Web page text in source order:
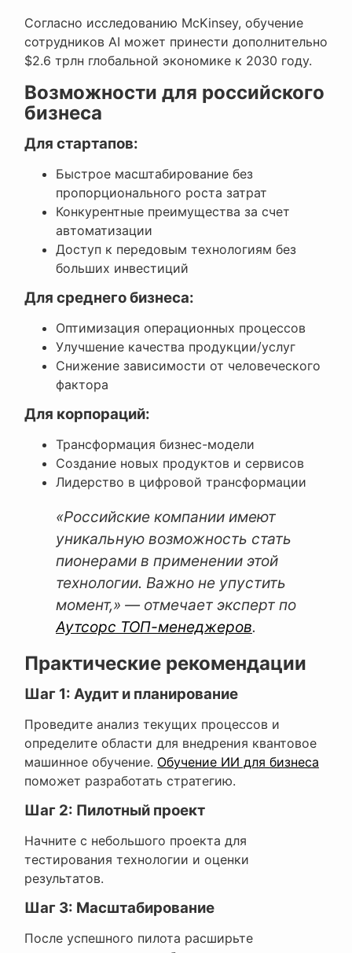
Согласно исследованию McKinsey, обучение
сотрудников AI может принести дополнительно
$2.6 трлн глобальной экономике к 2030 году.
Возможности для российского
бизнеса
Для стартапов:
Быстрое масштабирование без
пропорционального роста затрат
Конкурентные преимущества за счет
автоматизации
Доступ к передовым технологиям без
больших инвестиций
Для среднего бизнеса:
Оптимизация операционных процессов
Улучшение качества продукции/услуг
Снижение зависимости от человеческого
фактора
Для корпораций:
Трансформация бизнес-модели
Создание новых продуктов и сервисов
Лидерство в цифровой трансформации
«Российские компании имеют
уникальную возможность стать
пионерами в применении этой
технологии. Важно не упустить
момент,» — отмечает эксперт по
Аутсорс ТОП-менеджеров.
Практические рекомендации
Шаг 1: Аудит и планирование
Проведите анализ текущих процессов и
определите области для внедрения квантовое
машинное обучение. Обучение ИИ для бизнеса
поможет разработать стратегию.
Шаг 2: Пилотный проект
Начните с небольшого проекта для
тестирования технологии и оценки
результатов.
Шаг 3: Масштабирование
После успешного пилота расширьте